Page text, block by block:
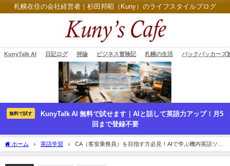
札幌在住の会社経営者｜杉田邦昭（Kuny）のライフスタイルブログ
KunyTalk AI 日記ログ 持論 ビジネス冒険記 札幌の生活 バックパッカーズ
無料で試す
KunyTalk AI 無料で試せます｜AIと話して英語力アップ！月5
回まで登録不要
ホーム 英語学習
CA（客室乗務員）を目指す方必見！AIで学ぶ機内英語ツー
ル＋学習フィードバック機能付き【無料】